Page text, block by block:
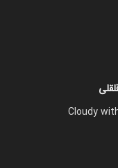
Cloudy